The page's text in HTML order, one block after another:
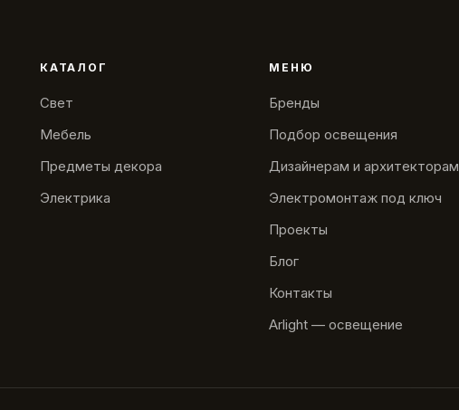
КАТАЛОГ
Свет
Мебель
Предметы декора
Электрика
МЕНЮ
Бренды
Подбор освещения
Дизайнерам и архитекторам
Электромонтаж под ключ
Проекты
Блог
Контакты
Arlight — освещение